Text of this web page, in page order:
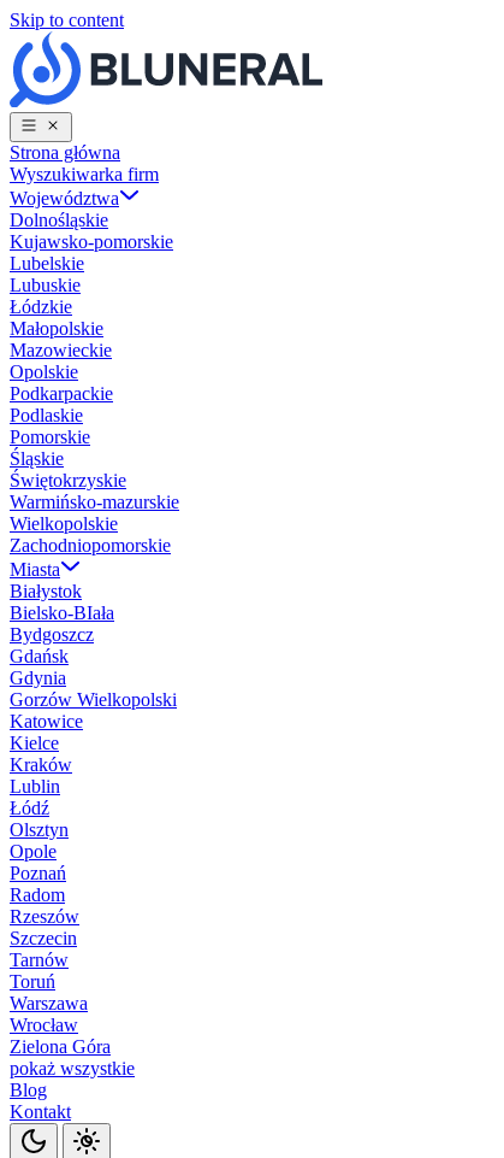
Skip to content
Strona główna
Wyszukiwarka firm
Województwa
Dolnośląskie
Kujawsko-pomorskie
Lubelskie
Lubuskie
Łódzkie
Małopolskie
Mazowieckie
Opolskie
Podkarpackie
Podlaskie
Pomorskie
Śląskie
Świętokrzyskie
Warmińsko-mazurskie
Wielkopolskie
Zachodniopomorskie
Miasta
Białystok
Bielsko-BIała
Bydgoszcz
Gdańsk
Gdynia
Gorzów Wielkopolski
Katowice
Kielce
Kraków
Lublin
Łódź
Olsztyn
Opole
Poznań
Radom
Rzeszów
Szczecin
Tarnów
Toruń
Warszawa
Wrocław
Zielona Góra
pokaż wszystkie
Blog
Kontakt